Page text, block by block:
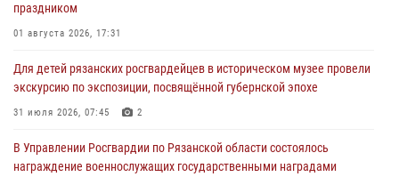
праздником
01 августа 2026, 17:31
Для детей рязанских росгвардейцев в историческом музее провели
экскурсию по экспозиции, посвящённой губернской эпохе
31 июля 2026, 07:45 2
В Управлении Росгвардии по Рязанской области состоялось
награждение военнослужащих государственными наградами